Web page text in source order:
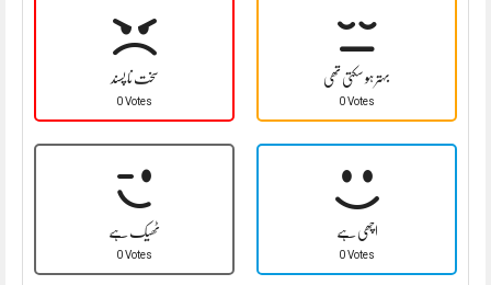
سخت نا پسند
0 Votes
بہتر ہو سکتی تھی
0 Votes
ٹھیک ہے
0 Votes
اچھی ہے
0 Votes